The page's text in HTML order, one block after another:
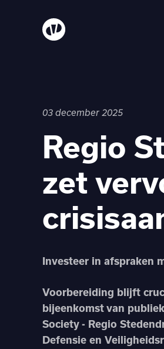
03 december 2025
Regio
zet
Investeer in afspraken
Voorbereiding blijft
bijeenkomst van
Society - Regio
Defensie en